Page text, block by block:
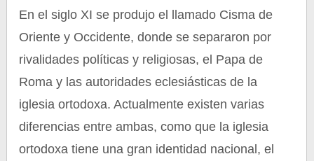
En el siglo XI se produjo el llamado Cisma de
Oriente y Occidente, donde se separaron por
rivalidades políticas y religiosas, el Papa de
Roma y las autoridades eclesiásticas de la
iglesia ortodoxa. Actualmente existen varias
diferencias entre ambas, como que la iglesia
ortodoxa tiene una gran identidad nacional, el